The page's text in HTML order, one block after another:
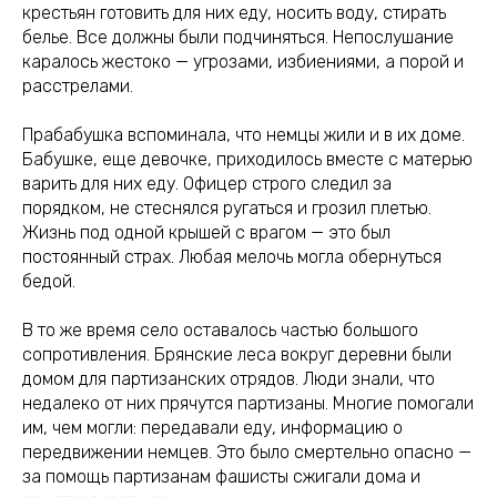
крестьян готовить для них еду, носить воду, стирать
белье. Все должны были подчиняться. Непослушание
каралось жестоко — угрозами, избиениями, а порой и
расстрелами.
Прабабушка вспоминала, что немцы жили и в их доме.
Бабушке, еще девочке, приходилось вместе с матерью
варить для них еду. Офицер строго следил за
порядком, не стеснялся ругаться и грозил плетью.
Жизнь под одной крышей с врагом — это был
постоянный страх. Любая мелочь могла обернуться
бедой.
В то же время село оставалось частью большого
сопротивления. Брянские леса вокруг деревни были
домом для партизанских отрядов. Люди знали, что
недалеко от них прячутся партизаны. Многие помогали
им, чем могли: передавали еду, информацию о
передвижении немцев. Это было смертельно опасно —
за помощь партизанам фашисты сжигали дома и